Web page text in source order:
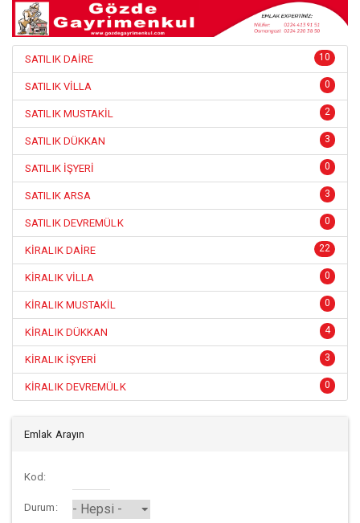
10
SATILIK DAİRE
0
SATILIK VİLLA
2
SATILIK MUSTAKİL
3
SATILIK DÜKKAN
0
SATILIK İŞYERİ
3
SATILIK ARSA
0
SATILIK DEVREMÜLK
22
KİRALIK DAİRE
0
KİRALIK VİLLA
0
KİRALIK MUSTAKİL
4
KİRALIK DÜKKAN
3
KİRALIK İŞYERİ
0
KİRALIK DEVREMÜLK
Emlak Arayın
Kod:
Durum: